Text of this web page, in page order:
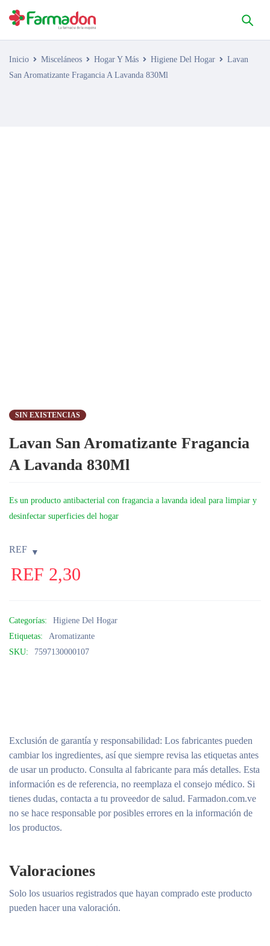
Inicio Misceláneos Hogar Y Más Higiene Del Hogar
Lavan
San Aromatizante Fragancia A Lavanda 830Ml
SIN EXISTENCIAS
Lavan San Aromatizante Fragancia
A Lavanda 830Ml
Es un producto antibacterial con fragancia a lavanda ideal para limpiar y
desinfectar superficies del hogar
REF
REF 2,30
Categorías:
Higiene Del Hogar
Etiquetas:
Aromatizante
SKU:
7597130000107
Exclusión de garantía y responsabilidad: Los fabricantes pueden
cambiar los ingredientes, así que siempre revisa las etiquetas antes
de usar un producto. Consulta al fabricante para más detalles. Esta
información es de referencia, no reemplaza el consejo médico. Si
tienes dudas, contacta a tu proveedor de salud. Farmadon.com.ve
no se hace responsable por posibles errores en la información de
los productos.
Valoraciones
Solo los usuarios registrados que hayan comprado este producto
pueden hacer una valoración.